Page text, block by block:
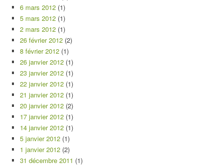
6 mars 2012 (1)
5 mars 2012 (1)
2 mars 2012 (1)
26 février 2012 (2)
8 février 2012 (1)
26 janvier 2012 (1)
23 janvier 2012 (1)
22 janvier 2012 (1)
21 janvier 2012 (1)
20 janvier 2012 (2)
17 janvier 2012 (1)
14 janvier 2012 (1)
5 janvier 2012 (1)
1 janvier 2012 (2)
31 décembre 2011 (1)